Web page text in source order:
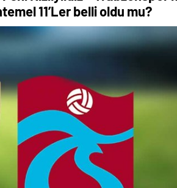
11’Ler belli oldu mu?